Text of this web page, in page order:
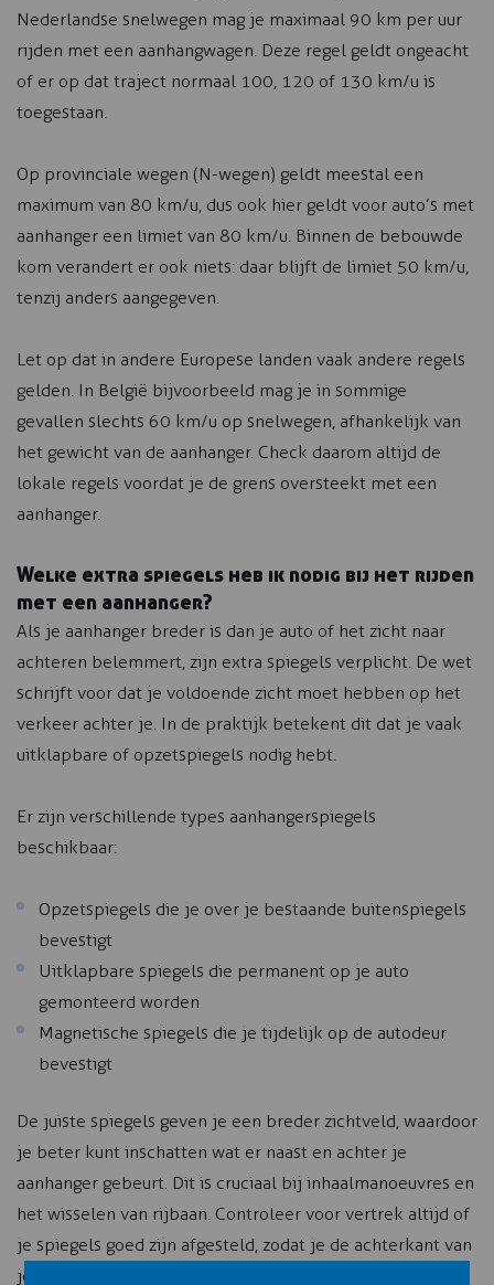
Nederlandse snelwegen mag je maximaal 90 km per uur
rijden met een aanhangwagen. Deze regel geldt ongeacht
of er op dat traject normaal 100, 120 of 130 km/u is
toegestaan.
Op provinciale wegen (N-wegen) geldt meestal een
maximum van 80 km/u, dus ook hier geldt voor auto’s met
aanhanger een limiet van 80 km/u. Binnen de bebouwde
kom verandert er ook niets: daar blijft de limiet 50 km/u,
tenzij anders aangegeven.
Let op dat in andere Europese landen vaak andere regels
gelden. In België bijvoorbeeld mag je in sommige
gevallen slechts 60 km/u op snelwegen, afhankelijk van
het gewicht van de aanhanger. Check daarom altijd de
lokale regels voordat je de grens oversteekt met een
aanhanger.
Welke extra spiegels heb ik nodig bij het rijden
met een aanhanger?
Als je aanhanger breder is dan je auto of het zicht naar
achteren belemmert, zijn extra spiegels verplicht. De wet
schrijft voor dat je voldoende zicht moet hebben op het
verkeer achter je. In de praktijk betekent dit dat je vaak
uitklapbare of opzetspiegels nodig hebt.
Er zijn verschillende types aanhangerspiegels
beschikbaar:
Opzetspiegels die je over je bestaande buitenspiegels
bevestigt
Uitklapbare spiegels die permanent op je auto
gemonteerd worden
Magnetische spiegels die je tijdelijk op de autodeur
bevestigt
De juiste spiegels geven je een breder zichtveld, waardoor
je beter kunt inschatten wat er naast en achter je
aanhanger gebeurt. Dit is cruciaal bij inhaalmanoeuvres en
het wisselen van rijbaan. Controleer voor vertrek altijd of
je spiegels goed zijn afgesteld, zodat je de achterkant van
je aanhanger en het verkeer erachter kunt zien.